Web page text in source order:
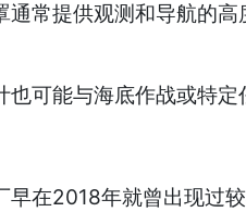
通常提供观测和导航的
可能与海底作战或特
早在2018年就曾出现过